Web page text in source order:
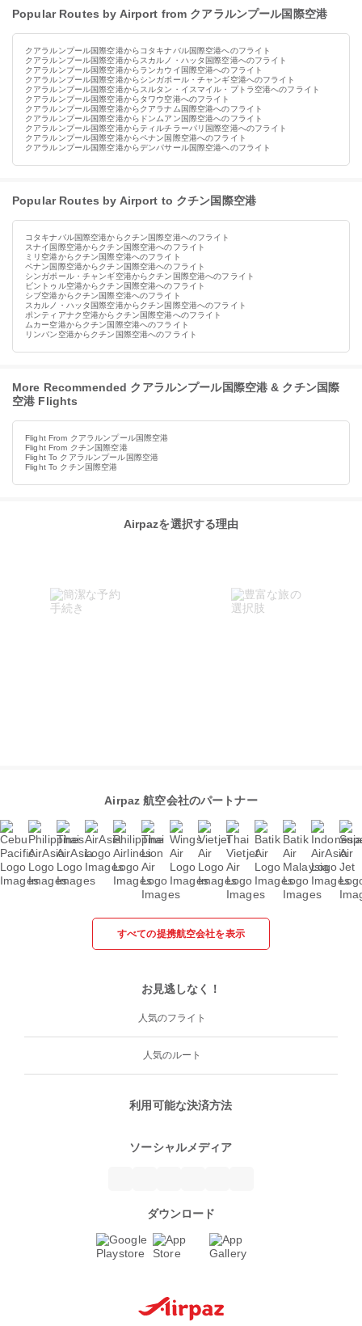
Popular Routes by Airport from クアラルンプール国際空港
クアラルンプール国際空港からコタキナバル国際空港へのフライト
クアラルンプール国際空港からスカルノ・ハッタ国際空港へのフライト
クアラルンプール国際空港からランカウイ国際空港へのフライト
クアラルンプール国際空港からシンガポール・チャンギ空港へのフライト
クアラルンプール国際空港からスルタン・イスマイル・プトラ空港へのフライト
クアラルンプール国際空港からタワウ空港へのフライト
クアラルンプール国際空港からクアラナム国際空港へのフライト
クアラルンプール国際空港からドンムアン国際空港へのフライト
クアラルンプール国際空港からティルチラーパリ国際空港へのフライト
クアラルンプール国際空港からペナン国際空港へのフライト
クアラルンプール国際空港からデンパサール国際空港へのフライト
Popular Routes by Airport to クチン国際空港
コタキナバル国際空港からクチン国際空港へのフライト
スナイ国際空港からクチン国際空港へのフライト
ミリ空港からクチン国際空港へのフライト
ペナン国際空港からクチン国際空港へのフライト
シンガポール・チャンギ空港からクチン国際空港へのフライト
ビントゥル空港からクチン国際空港へのフライト
シブ空港からクチン国際空港へのフライト
スカルノ・ハッタ国際空港からクチン国際空港へのフライト
ポンティアナク空港からクチン国際空港へのフライト
ムカー空港からクチン国際空港へのフライト
リンバン空港からクチン国際空港へのフライト
More Recommended クアラルンプール国際空港 & クチン国際
空港 Flights
Flight From クアラルンプール国際空港
Flight From クチン国際空港
Flight To クアラルンプール国際空港
Flight To クチン国際空港
Airpazを選択する理由
Airpaz 航空会社のパートナー
すべての提携航空会社を表示
お見逃しなく！
人気のフライト
人気のルート
利用可能な決済方法
ソーシャルメディア
ダウンロード